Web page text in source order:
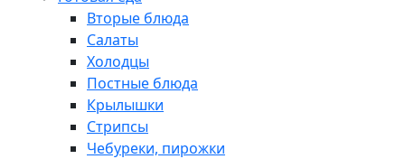
Вторые блюда
Салаты
Холодцы
Постные блюда
Крылышки
Стрипсы
Чебуреки, пирожки